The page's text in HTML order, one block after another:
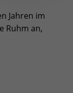
Jahren im
Ruhm an,